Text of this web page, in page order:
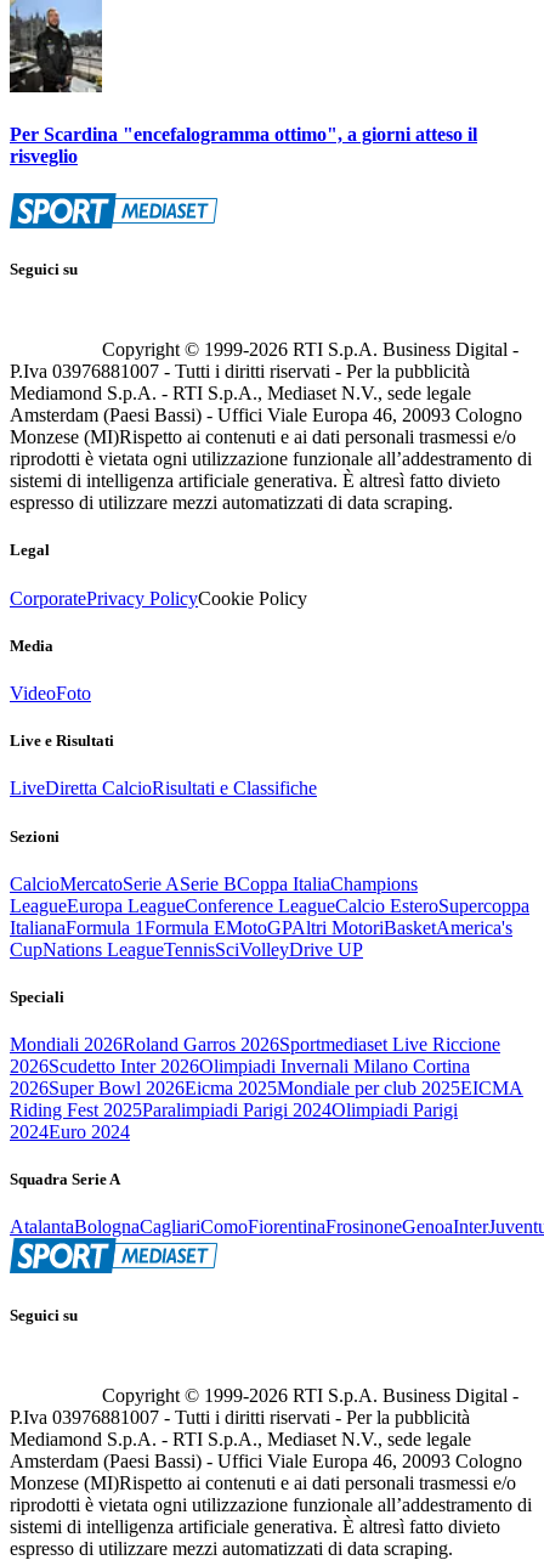
Per Scardina "encefalogramma ottimo", a giorni atteso il
risveglio
Seguici su
Copyright © 1999-2026 RTI S.p.A. Business Digital -
P.Iva 03976881007 - Tutti i diritti riservati - Per la pubblicità
Mediamond S.p.A. - RTI S.p.A., Mediaset N.V., sede legale
Amsterdam (Paesi Bassi) - Uffici Viale Europa 46, 20093 Cologno
Monzese (MI)Rispetto ai contenuti e ai dati personali trasmessi e/o
riprodotti è vietata ogni utilizzazione funzionale all’addestramento di
sistemi di intelligenza artificiale generativa. È altresì fatto divieto
espresso di utilizzare mezzi automatizzati di data scraping.
Legal
CorporatePrivacy PolicyCookie Policy
Media
VideoFoto
Live e Risultati
LiveDiretta CalcioRisultati e Classifiche
Sezioni
CalcioMercatoSerie ASerie BCoppa ItaliaChampions
LeagueEuropa LeagueConference LeagueCalcio EsteroSupercoppa
ItalianaFormula 1Formula EMotoGPAltri MotoriBasketAmerica's
CupNations LeagueTennisSciVolleyDrive UP
Speciali
Mondiali 2026Roland Garros 2026Sportmediaset Live Riccione
2026Scudetto Inter 2026Olimpiadi Invernali Milano Cortina
2026Super Bowl 2026Eicma 2025Mondiale per club 2025EICMA
Riding Fest 2025Paralimpiadi Parigi 2024Olimpiadi Parigi
2024Euro 2024
Squadra Serie A
AtalantaBolognaCagliariComoFiorentinaFrosinoneGenoaInter
Seguici su
Copyright © 1999-2026 RTI S.p.A. Business Digital -
P.Iva 03976881007 - Tutti i diritti riservati - Per la pubblicità
Mediamond S.p.A. - RTI S.p.A., Mediaset N.V., sede legale
Amsterdam (Paesi Bassi) - Uffici Viale Europa 46, 20093 Cologno
Monzese (MI)Rispetto ai contenuti e ai dati personali trasmessi e/o
riprodotti è vietata ogni utilizzazione funzionale all’addestramento di
sistemi di intelligenza artificiale generativa. È altresì fatto divieto
espresso di utilizzare mezzi automatizzati di data scraping.